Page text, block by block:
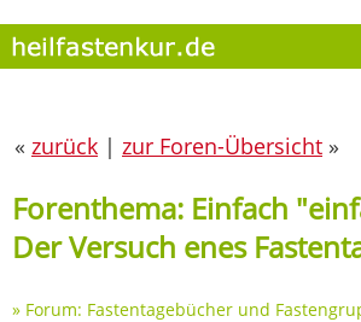
« zurück | zur Foren-Übersicht »
Forenthema: Einfach
Der Versuch enes
» Forum: Fastentagebücher und